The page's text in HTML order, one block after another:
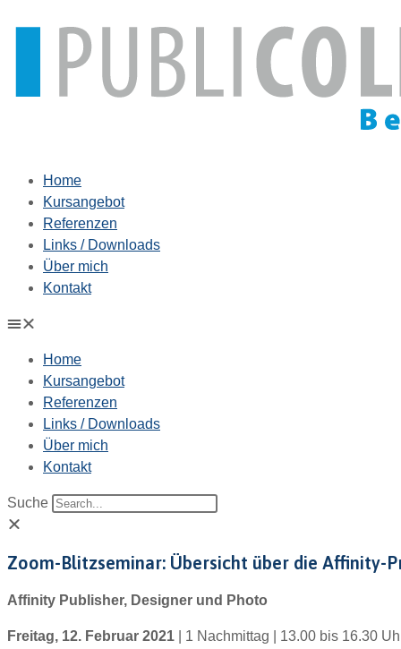
Home
Kursangebot
Referenzen
Links / Downloads
Über mich
Kontakt
Home
Kursangebot
Referenzen
Links / Downloads
Über mich
Kontakt
Suche
Zoom-Blitzseminar: Übersicht über die Affinity-
Affinity Publisher, Designer und Photo
Freitag, 12. Februar 2021 | 1 Nachmittag | 13.00 bis 16.30